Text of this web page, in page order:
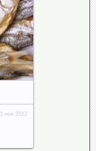
1 ноя 2013